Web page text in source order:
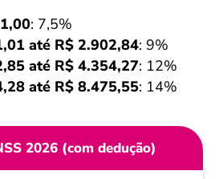
: 7,5%
até R$ 2.902,84: 9%
até R$ 4.354,27: 12%
até R$ 8.475,55: 14%
2026 (com dedução)